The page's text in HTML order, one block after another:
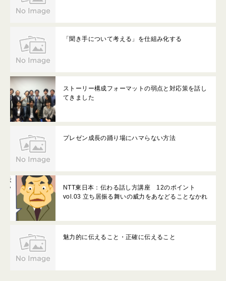
「聞き手について考える」を仕組み化する
ストーリー構成フォーマットの弱点と対応策を話し
てきました
プレゼン成長の踊り場にハマらない方法
NTT東日本：伝わる話し方講座 12のポイント
vol.03 立ち居振る舞いの威力をあなどることなかれ
魅力的に伝えること・正確に伝えること